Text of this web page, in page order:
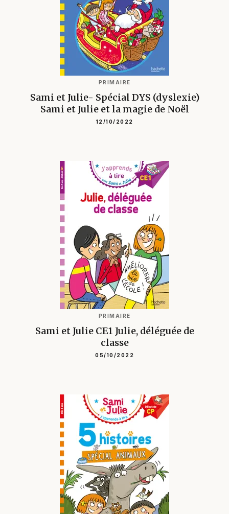
PRIMAIRE
Sami et Julie- Spécial DYS (dyslexie)
Sami et Julie et la magie de Noël
12/10/2022
PRIMAIRE
Sami et Julie CE1 Julie, déléguée de
classe
05/10/2022